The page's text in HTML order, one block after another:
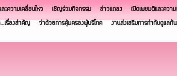
ะความเคลื่อนไหว เชิญร่วมกิจกรรม ข่าวแถลง
เปิดเผยมติและควา
เรื่องสำคัญ ว่าด้วยการคุ้มครองผู้บริโภค
งานส่งเสริมการกำกับดูแลกัน